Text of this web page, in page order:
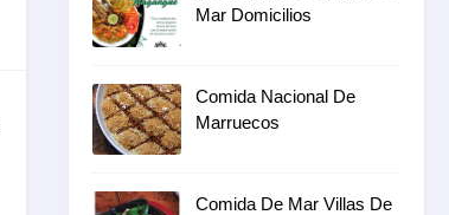
Mar Domicilios
Comida Nacional De
Marruecos
Comida De Mar Villas De